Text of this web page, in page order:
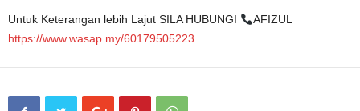
Untuk Keterangan lebih Lajut SILA HUBUNGI
AFIZUL
https://www.wasap.my/60179505223